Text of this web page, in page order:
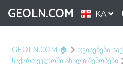
GEOLN.COM KA
GEOLN.COM 🏠
თვისებები
საქართველოში ახალი შენობები